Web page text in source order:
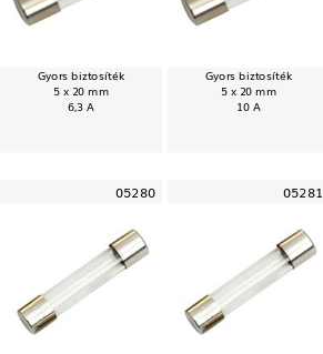
Gyors biztosíték
5 x 20 mm
6,3 A
Gyors biztosíték
5 x 20 mm
10 A
05280 05281